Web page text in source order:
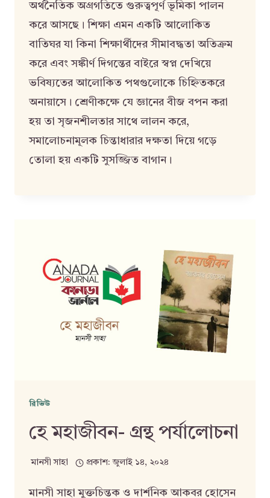
অর্থনৈতিক অগ্রগতিতে গুরুত্বপূর্ণ ভূমিকা পালন
করে আসছে। শিক্ষা এমন একটি আলোকিত
বাতিঘর যা কিনা শিক্ষার্থীদের সীমাবদ্ধতা অতিক্রম
করে এবং সঙ্কীর্ণ দিগন্তের বাইরে স্বপ্ন দেখিয়ে
ভবিষ্যতের আলোকিত পথগুলোকে চিহ্নিতকরে
অনায়াসে। শ্রেণীকক্ষে যে জ্ঞানের বীজ বপন করা
হয় তা সৃজনশীলতার সাথে লালন করে,
সমালোচনামূলক চিন্তাধারার দক্ষতা দিয়ে গড়ে
তোলা হয় একটি সুসজ্জিত বাগান।
রিভিউ
হে মহাজীবন- গ্রন্থ পর্যালোচনা
মানসী সাহা প্রকাশ: জুলাই ১৪, ২০২৪
মানসী সাহা মুক্তচিন্তক ও দার্শনিক আকবর হোসেন